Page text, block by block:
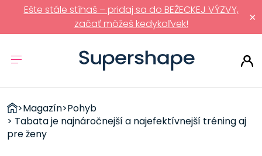
×
Ešte stále stíhaš – pridaj sa do BEŽECKEJ VÝZVY,
začať môžeš kedykoľvek!
ZDRAVÉ
RÝCHLOVKY
>Magazín>Pohyb
> Tabata je najnáročnejší a najefektívnejší tréning aj
pre ženy